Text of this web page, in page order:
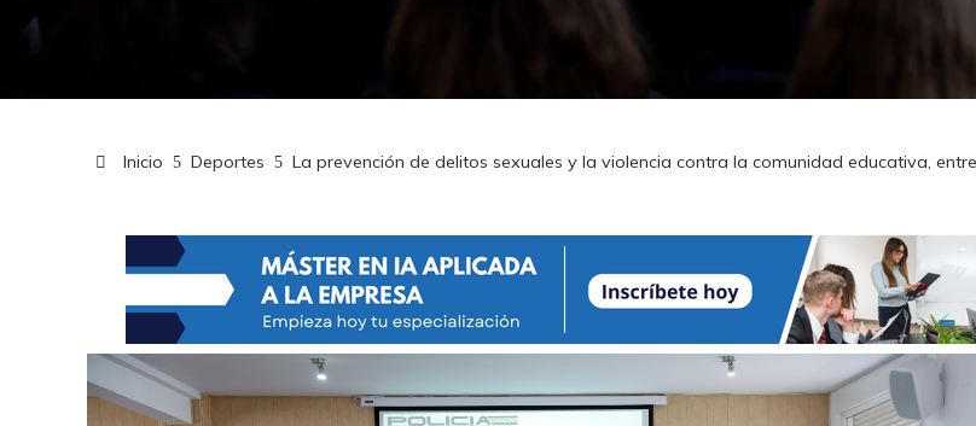
Inicio Deportes La prevención de delitos sexuales y la violencia contra la comunidad educativa,